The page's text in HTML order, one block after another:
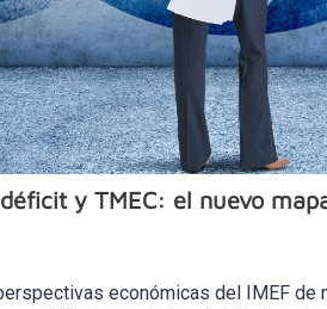
y TMEC: el nuevo
económicas del IMEF